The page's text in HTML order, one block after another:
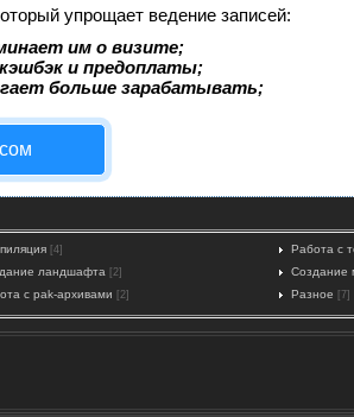
упрощает ведение записей:
им о визите;
и предоплаты;
больше зарабатывать;
[4] Работа с
ландшафта [2] Создание
с pak-архивами [2] Разное [7]